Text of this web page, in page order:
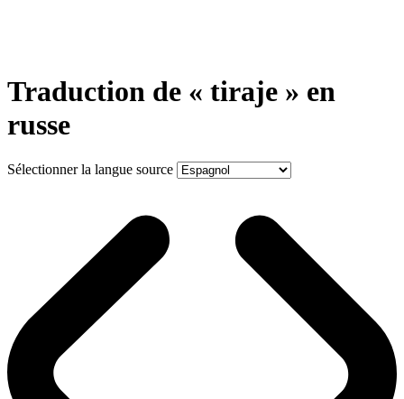
Traduction de « tiraje » en
russe
Sélectionner la langue source